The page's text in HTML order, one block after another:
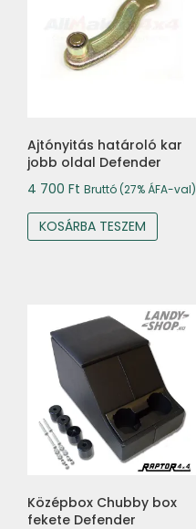
Ajtónyitás határoló kar
jobb oldal Defender
4 700 Ft Bruttó (27% ÁFA-val)
KOSÁRBA TESZEM
Középbox Chubby box
fekete Defender